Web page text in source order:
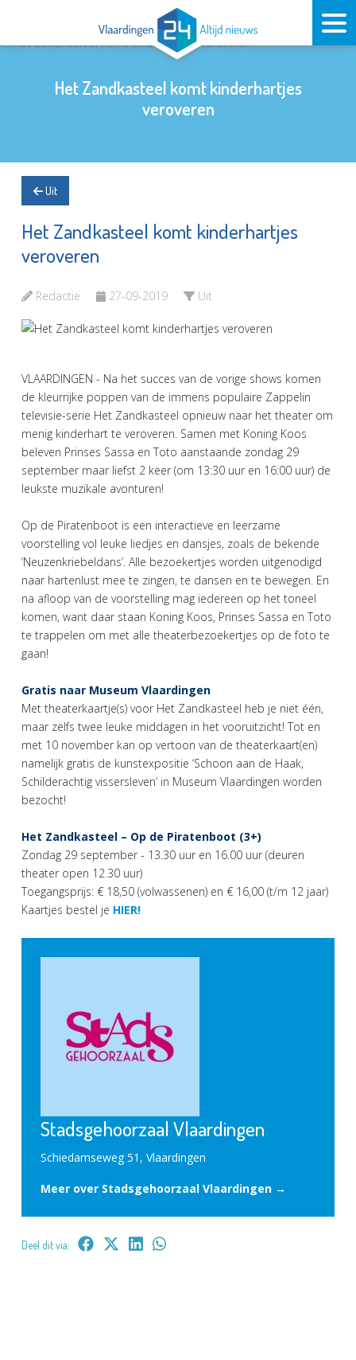
Het Zandkasteel komt kinderhartjes
veroveren
Uit
Het Zandkasteel komt kinderhartjes
veroveren
Redactie 27-09-2019 Uit
VLAARDINGEN - Na het succes van de vorige shows komen
de kleurrijke poppen van de immens populaire Zappelin
televisie-serie Het Zandkasteel opnieuw naar het theater om
menig kinderhart te veroveren. Samen met Koning Koos
beleven Prinses Sassa en Toto aanstaande zondag 29
september maar liefst 2 keer (om 13:30 uur en 16:00 uur) de
leukste muzikale avonturen!
Op de Piratenboot is een interactieve en leerzame
voorstelling vol leuke liedjes en dansjes, zoals de bekende
‘Neuzenkriebeldans’. Alle bezoekertjes worden uitgenodigd
naar hartenlust mee te zingen, te dansen en te bewegen. En
na afloop van de voorstelling mag iedereen op het toneel
komen, want daar staan Koning Koos, Prinses Sassa en Toto
te trappelen om met alle theaterbezoekertjes op de foto te
gaan!
Gratis naar Museum Vlaardingen
Met theaterkaartje(s) voor Het Zandkasteel heb je niet één,
maar zelfs twee leuke middagen in het vooruitzicht! Tot en
met 10 november kan op vertoon van de theaterkaart(en)
namelijk gratis de kunstexpositie ‘Schoon aan de Haak,
Schilderachtig vissersleven’ in Museum Vlaardingen worden
bezocht!
Het Zandkasteel – Op de Piratenboot (3+)
Zondag 29 september - 13.30 uur en 16.00 uur (deuren
theater open 12.30 uur)
Toegangsprijs: € 18,50 (volwassenen) en € 16,00 (t/m 12 jaar)
Kaartjes bestel je HIER!
Stadsgehoorzaal Vlaardingen
Schiedamseweg 51, Vlaardingen
Meer over Stadsgehoorzaal Vlaardingen →
Deel dit via: